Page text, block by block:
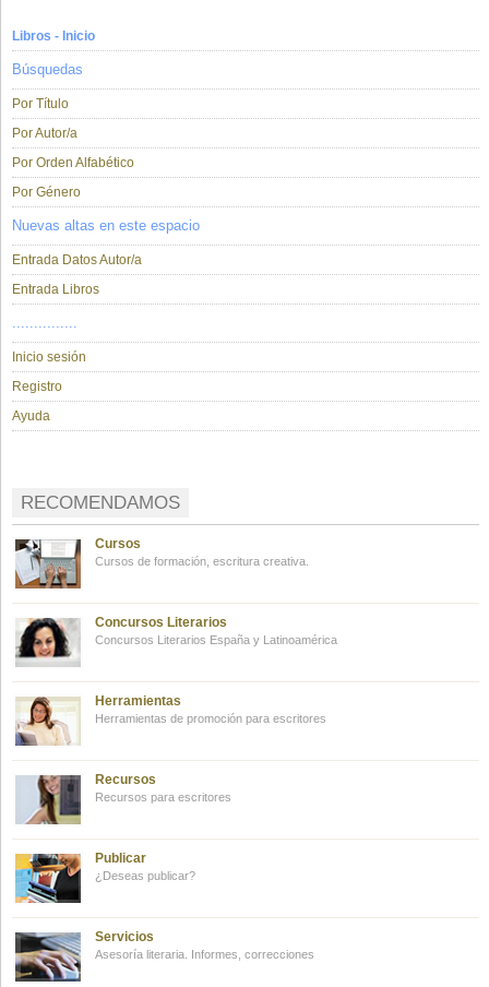
Libros - Inicio
Búsquedas
Por Título
Por Autor/a
Por Orden Alfabético
Por Género
Nuevas altas en este espacio
Entrada Datos Autor/a
Entrada Libros
...............
Inicio sesión
Registro
Ayuda
RECOMENDAMOS
Cursos
Cursos de formación, escritura creativa.
Concursos Literarios
Concursos Literarios España y Latinoamérica
Herramientas
Herramientas de promoción para escritores
Recursos
Recursos para escritores
Publicar
¿Deseas publicar?
Servicios
Asesoría literaria. Informes, correcciones